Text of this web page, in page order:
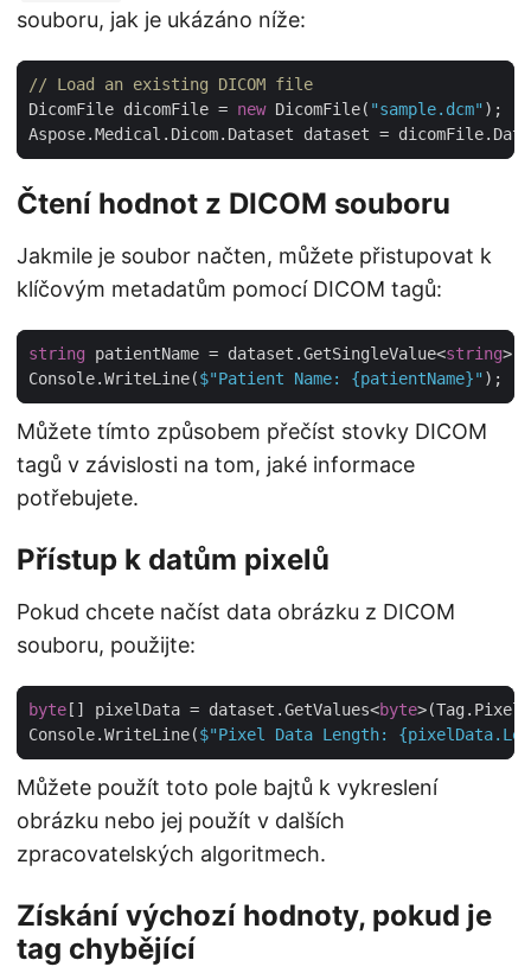
souboru, jak je ukázáno níže:
// Load an existing DICOM file
DicomFile dicomFile = new DicomFile( "sample.dcm"
Čtení hodnot z DICOM souboru
Jakmile je soubor načten, můžete přistupovat k
klíčovým metadatům pomocí DICOM tagů:
string patientName = dataset.GetSingleValue<string
Console.WriteLine($"Patient Name: {patientName}"
Můžete tímto způsobem přečíst stovky DICOM
tagů v závislosti na tom, jaké informace
potřebujete.
Přístup k datům pixelů
Pokud chcete načíst data obrázku z DICOM
souboru, použijte:
byte [] pixelData = dataset.GetValues<byte
Console.WriteLine($"Pixel Data Length:
Můžete použít toto pole bajtů k vykreslení
obrázku nebo jej použít v dalších
zpracovatelských algoritmech.
Získání výchozí hodnoty, pokud je
tag chybějící